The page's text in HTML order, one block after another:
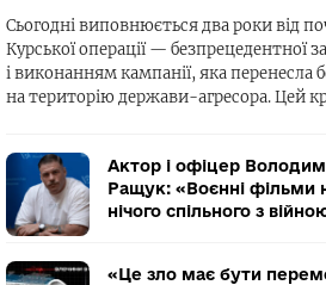
Сьогодні виповнюється два роки від
Курської операції — безпрецедентної
і виконанням кампанії, яка перенесла
на територію держави-агресора. Цей
Актор і офіцер
Ращук: «Воєнні фільми
нічого спільного з
«Це зло має бути